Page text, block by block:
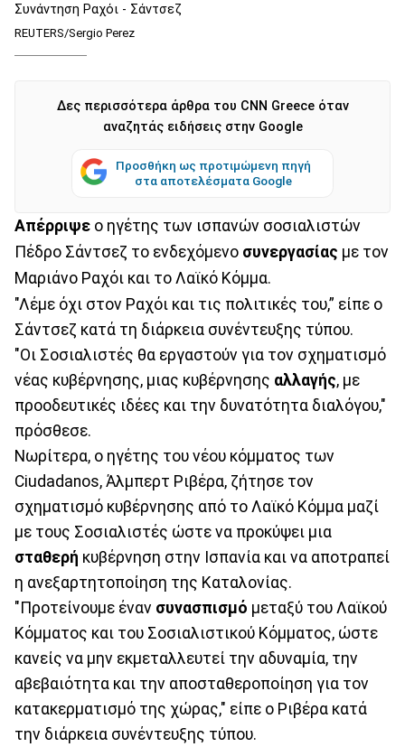
Συνάντηση Ραχόι - Σάντσεζ
REUTERS/Sergio Perez
Δες περισσότερα άρθρα του CNN Greece όταν
αναζητάς ειδήσεις στην Google
Προσθήκη ως προτιμώμενη πηγή
στα αποτελέσματα Google
Απέρριψε ο ηγέτης των ισπανών σοσιαλιστών
Πέδρο Σάντσεζ το ενδεχόμενο συνεργασίας με τον
Μαριάνο Ραχόι και το Λαϊκό Κόμμα.
"Λέμε όχι στον Ραχόι και τις πολιτικές του,” είπε ο
Σάντσεζ κατά τη διάρκεια συνέντευξης τύπου.
"Οι Σοσιαλιστές θα εργαστούν για τον σχηματισμό
νέας κυβέρνησης, μιας κυβέρνησης αλλαγής, με
προοδευτικές ιδέες και την δυνατότητα διαλόγου,"
πρόσθεσε.
Νωρίτερα, ο ηγέτης του νέου κόμματος των
Ciudadanos, Άλμπερτ Ριβέρα, ζήτησε τον
σχηματισμό κυβέρνησης από το Λαϊκό Κόμμα μαζί
με τους Σοσιαλιστές ώστε να προκύψει μια
σταθερή κυβέρνηση στην Ισπανία και να αποτραπεί
η ανεξαρτητοποίηση της Καταλονίας.
"Προτείνουμε έναν συνασπισμό μεταξύ του Λαϊκού
Κόμματος και του Σοσιαλιστικού Κόμματος, ώστε
κανείς να μην εκμεταλλευτεί την αδυναμία, την
αβεβαιότητα και την αποσταθεροποίηση για τον
κατακερματισμό της χώρας," είπε ο Ριβέρα κατά
την διάρκεια συνέντευξης τύπου.